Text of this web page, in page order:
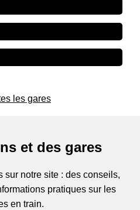
les gares
et des gares
sur notre site : des conseils,
pratiques sur les
en train.